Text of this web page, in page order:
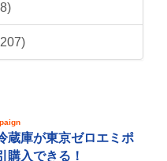
蔵庫が東京ゼロエミポ
購入できる！